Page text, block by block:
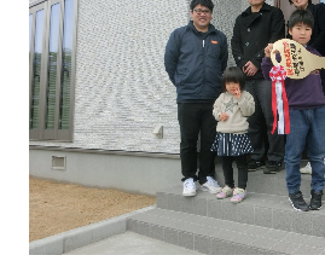
お問合せ
資料請求